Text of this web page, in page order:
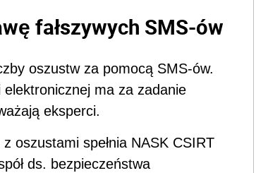
fałszywych SMS-ów
oszustw za pomocą SMS-ów.
ma za zadanie
eksperci.
oszustami spełnia NASK CSIRT
ds. bezpieczeństwa